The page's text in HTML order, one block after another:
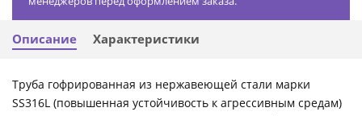
Описание Характеристики
Труба гофрированная из нержавеющей стали марки
SS316L (повышенная устойчивость к агрессивным средам)